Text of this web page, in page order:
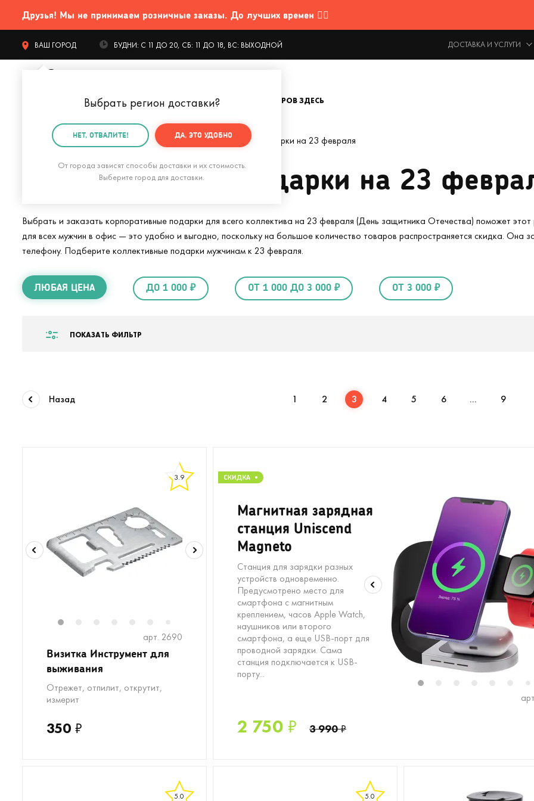
Друзья! Мы не принимаем розничные заказы. До лучших времен 🤷‍♂️
ВАШ ГОРОД
Выбрать регион доставки?
НЕТ, ОТВАЛИТЕ! ДА, ЭТО УДОБНО
От города зависят способы доставки и их стоимость.
Выберите город для доставки.
БУДНИ: С 11 ДО 20, СБ: 11 ДО 18, ВС: ВЫХОДНОЙ ДОСТАВКА И УСЛУГИ
КАТАЛОГ ТОВАРОВ ЗДЕСЬ
Главная Подарки на 23 февраля Корпоративные подарки на 23 февраля
Корпоративные подарки на 23
Выбрать и заказать корпоративные подарки для всего коллектива на 23 февраля (День защитника Отечества) поможет
для всех мужчин в офис — это удобно и выгодно, поскольку на большое количество товаров распространяется скидка. Она
телефону. Подберите коллективные подарки мужчинам к 23 февраля.
ЛЮБАЯ ЦЕНА ДО 1 000 ₽ ОТ 1 000 ДО 3 000 ₽ ОТ 3 000 ₽
ПОКАЗАТЬ ФИЛЬТР
Назад 1 2 3 4 5 6 ... 9
3.9
11 12 13 14 15 20 24 25
арт. 2690
Визитка Инструмент для
выживания
Отрежет, отпилит, открутит,
измерит
350 ₽
Магнитная зарядная
станция Uniscend
Magneto
Станция для зарядки разных
устройств одновременно.
Предусмотрено место для
смартфона с магнитным
креплением, часов Apple Watch,
наушников или второго
смартфона, а еще USB-порт для
проводной зарядки. Сама
станция подключается к USB-
порту...
2 750 ₽ 3 990₽
5.0 5.0